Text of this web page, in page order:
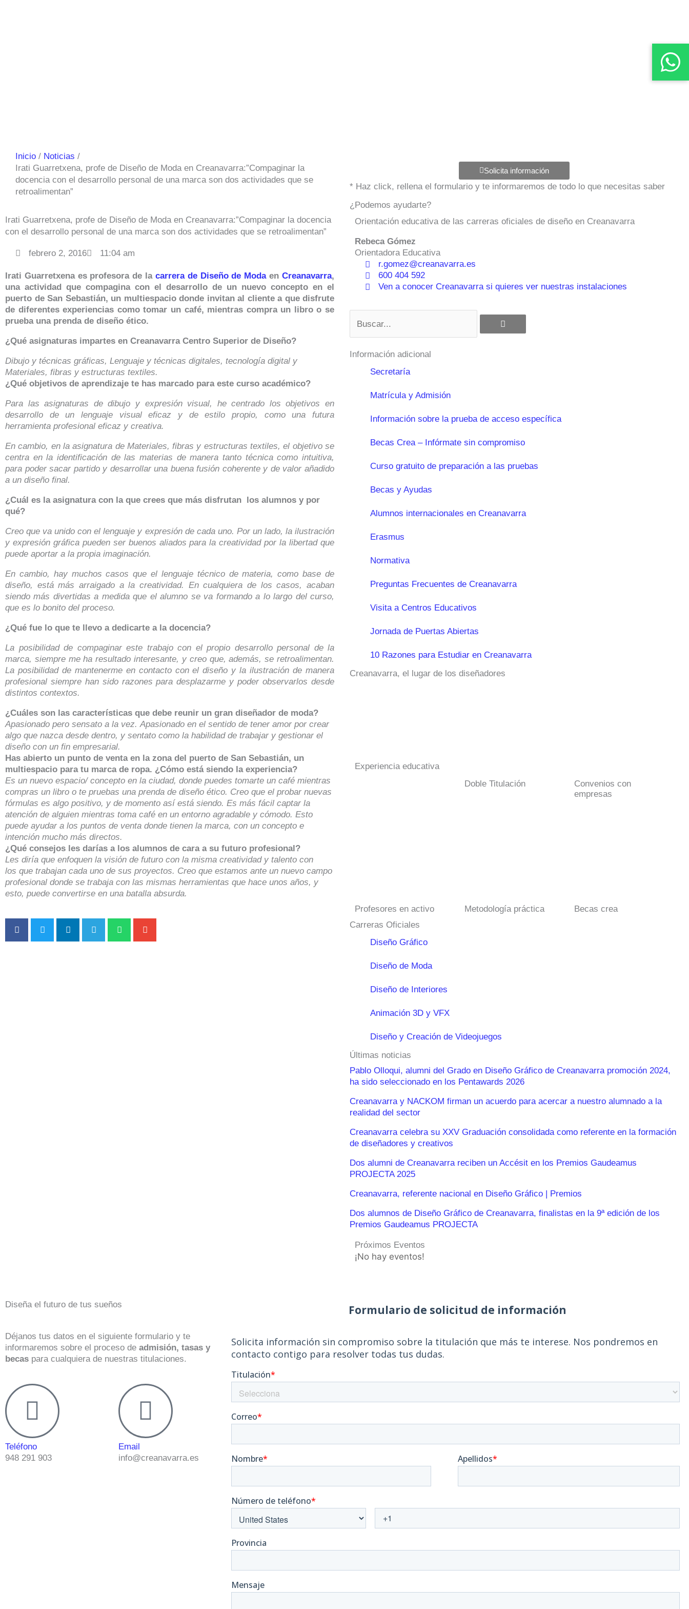
Inicio
Noticias
Irati Guarretxena, profe de Diseño de Moda en Creanavarra:”Compaginar la
docencia con el desarrollo personal de una marca son dos actividades que se
retroalimentan”
Irati Guarretxena, profe de Diseño de Moda en Creanavarra:”Compaginar la docencia
con el desarrollo personal de una marca son dos actividades que se retroalimentan”
febrero 2, 2016 11:04 am
Irati Guarretxena es profesora de la carrera de Diseño de ModaenCreanavarra,
una actividad que compagina con el desarrollo de un nuevo concepto en el
puerto de San Sebastián, un multiespacio donde invitan al cliente a que disfrute
de diferentes experiencias como tomar un café, mientras compra un libro o se
prueba una prenda de diseño ético.
¿Qué asignaturas impartes en Creanavarra Centro Superior de Diseño?
Dibujo y técnicas gráficas, Lenguaje y técnicas digitales, tecnología digital y
Materiales, fibras y estructuras textiles.
¿Qué objetivos de aprendizaje te has marcado para este curso académico?
Para las asignaturas de dibujo y expresión visual, he centrado los objetivos en
desarrollo de un lenguaje visual eficaz y de estilo propio, como una futura
herramienta profesional eficaz y creativa.
En cambio, en la asignatura de Materiales, fibras y estructuras textiles, el objetivo se
centra en la identificación de las materias de manera tanto técnica como intuitiva,
para poder sacar partido y desarrollar una buena fusión coherente y de valor añadido
a un diseño final.
¿Cuál es la asignatura con la que crees que más disfrutan los alumnos y por
qué?
Creo que va unido con el lenguaje y expresión de cada uno. Por un lado, la ilustración
y expresión gráfica pueden ser buenos aliados para la creatividad por la libertad que
puede aportar a la propia imaginación.
En cambio, hay muchos casos que el lenguaje técnico de materia, como base de
diseño, está más arraigado a la creatividad. En cualquiera de los casos, acaban
siendo más divertidas a medida que el alumno se va formando a lo largo del curso,
que es lo bonito del proceso.
¿Qué fue lo que te llevo a dedicarte a la docencia?
La posibilidad de compaginar este trabajo con el propio desarrollo personal de la
marca, siempre me ha resultado interesante, y creo que, además, se retroalimentan.
La posibilidad de mantenerme en contacto con el diseño y la ilustración de manera
profesional siempre han sido razones para desplazarme y poder observarlos desde
distintos contextos.
¿Cuáles son las características que debe reunir un gran diseñador de moda?
Apasionado pero sensato a la vez. Apasionado en el sentido de tener amor por crear
algo que nazca desde dentro, y sentato como la habilidad de trabajar y gestionar el
diseño con un fin empresarial.
Has abierto un punto de venta en la zona del puerto de San Sebastián, un
multiespacio para tu marca de ropa. ¿Cómo está siendo la experiencia?
Es un nuevo espacio/ concepto en la ciudad, donde puedes tomarte un café mientras
compras un libro o te pruebas una prenda de diseño ético. Creo que el probar nuevas
fórmulas es algo positivo, y de momento así está siendo. Es más fácil captar la
atención de alguien mientras toma café en un entorno agradable y cómodo. Esto
puede ayudar a los puntos de venta donde tienen la marca, con un concepto e
intención mucho más directos.
¿Qué consejos les darías a los alumnos de cara a su futuro profesional?
Les diría que enfoquen la visión de futuro con la misma creatividad y talento con
los que trabajan cada uno de sus proyectos. Creo que estamos ante un nuevo campo
profesional donde se trabaja con las mismas herramientas que hace unos años, y
esto, puede convertirse en una batalla absurda.
Solicita información
* Haz click, rellena el formulario y te informaremos de todo lo que necesitas saber
¿Podemos ayudarte?
Orientación educativa de las carreras oficiales de diseño en Creanavarra
Rebeca Gómez
Orientadora Educativa
r.gomez@creanavarra.es
600 404 592
Ven a conocer Creanavarra si quieres ver nuestras instalaciones
Información adicional
Secretaría
Matrícula y Admisión
Información sobre la prueba de acceso específica
Becas Crea – Infórmate sin compromiso
Curso gratuito de preparación a las pruebas
Becas y Ayudas
Alumnos internacionales en Creanavarra
Erasmus
Normativa
Preguntas Frecuentes de Creanavarra
Visita a Centros Educativos
Jornada de Puertas Abiertas
10 Razones para Estudiar en Creanavarra
Creanavarra, el lugar de los diseñadores
Experiencia educativa
Doble Titulación
Convenios con
empresas
Profesores en activo Metodología práctica
Becas crea
Carreras Oficiales
Diseño Gráfico
Diseño de Moda
Diseño de Interiores
Animación 3D y VFX
Diseño y Creación de Videojuegos
Últimas noticias
Pablo Olloqui, alumni del Grado en Diseño Gráfico de Creanavarra promoción 2024,
ha sido seleccionado en los Pentawards 2026
Creanavarra y NACKOM firman un acuerdo para acercar a nuestro alumnado a la
realidad del sector
Creanavarra celebra su XXV Graduación consolidada como referente en la formación
de diseñadores y creativos
Dos alumni de Creanavarra reciben un Accésit en los Premios Gaudeamus
PROJECTA 2025
Creanavarra, referente nacional en Diseño Gráfico | Premios
Dos alumnos de Diseño Gráfico de Creanavarra, finalistas en la 9ª edición de los
Premios Gaudeamus PROJECTA
Próximos Eventos
¡No hay eventos!
Diseña el futuro de tus sueños
Déjanos tus datos en el siguiente formulario y te
informaremos sobre el proceso de admisión, tasas y
becas para cualquiera de nuestras titulaciones.
Teléfono
948 291 903
Email
info@creanavarra.es